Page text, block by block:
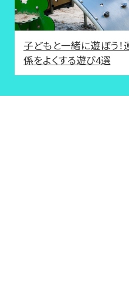
子どもと一緒に遊ぼう
係をよくする遊び4選